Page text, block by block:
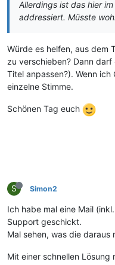
Allerdings ist das hier
addressiert. Müsste
Würde es helfen, aus dem
zu verschieben? Dann
Titel anpassen?). Wenn
einzelne Stimme.
Schönen Tag euch
S Simon2
Ich habe mal eine Mail
Support geschickt.
Mal sehen, was die daraus
Mit einer schnellen